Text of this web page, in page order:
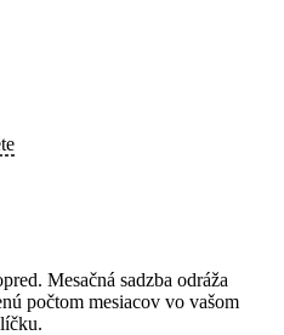
Mesačná sadzba odráža
počtom mesiacov vo vašom